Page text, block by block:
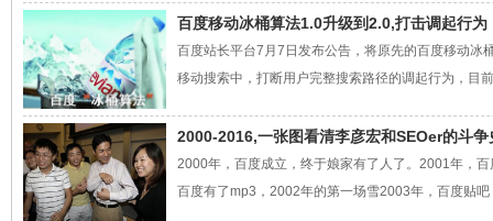
百度移动冰桶算法1.0升级到2.0,打击调起行为
百度站长平台7月7日发布公告，将原先的百度移动冰
移动搜索中，打断用户完整搜索路径的调起行为，目
2000-2016,一张图看清李彦宏和SEOer的斗争
2000年，百度成立，终于娘家有了人了。2001年，
百度有了mp3，2002年的第一场雪2003年，百度贴